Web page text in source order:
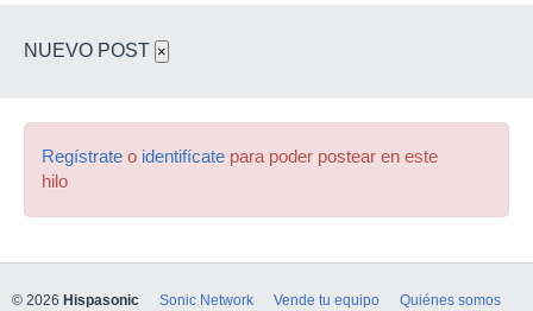
NUEVO POST ×
Regístrate o identifícate para poder postear en este
hilo
© 2026 Hispasonic Sonic Network Vende tu equipo Quiénes somos